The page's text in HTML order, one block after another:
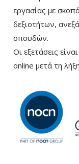
εργασίας με
δεξιοτήτων,
σπουδών.
Οι εξετάσεις
online μετά τη